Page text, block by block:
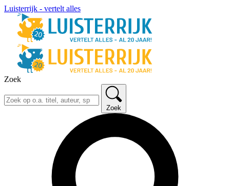
Luisterrijk - vertelt alles
Zoek
Zoek